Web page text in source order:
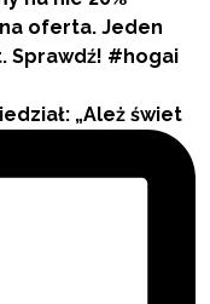
„Ależ świet